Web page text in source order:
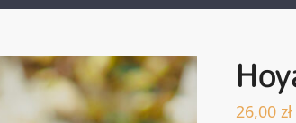
26,00 zł